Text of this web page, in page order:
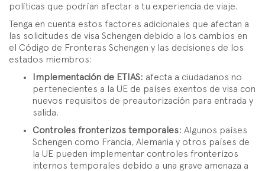
políticas que podrían afectar a tu experiencia de viaje.
Tenga en cuenta estos factores adicionales que afectan a
las solicitudes de visa Schengen debido a los cambios en
el Código de Fronteras Schengen y las decisiones de los
estados miembros:
Implementación de ETIAS: afecta a ciudadanos no
pertenecientes a la UE de países exentos de visa con
nuevos requisitos de preautorización para entrada y
salida.
Controles fronterizos temporales: Algunos países
Schengen como Francia, Alemania y otros países de
la UE pueden implementar controles fronterizos
internos temporales debido a una grave amenaza a